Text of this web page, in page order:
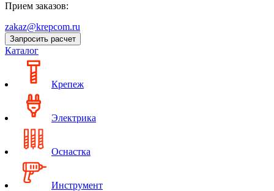
Прием заказов:
zakaz@krepcom.ru
Запросить расчет
Каталог
Крепеж
Электрика
Оснастка
Инструмент